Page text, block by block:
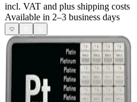
incl. VAT and plus shipping costs
Available in 2–3 business days